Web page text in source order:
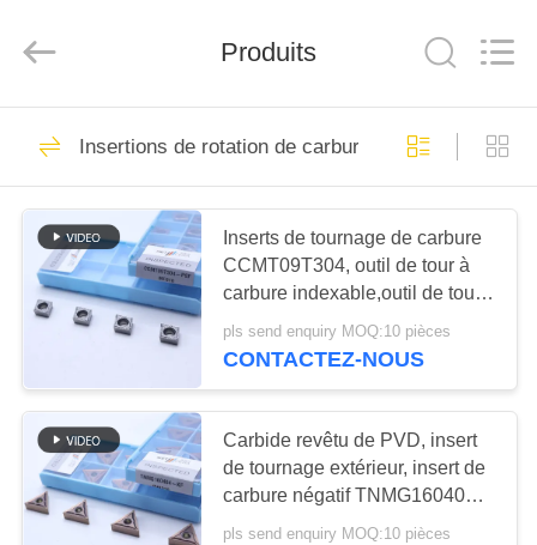
MAISON
PRODUITS
PROPOS
DE
Advanced
Materials
Rights
insertions de
rotation de cermet
272
Insertions de
rotation de carbure
166
Produits
Insertions de rotation de carbure
Inserts de tournage de carbure
CCMT09T304, outil de tour à
carbure indexable,outil de tour
à tour CNC pour l'usinage des
métaux d'acier et le
pls send enquiry MOQ:10 pièces
CONTACTEZ-NOUS
Carbide revêtu de PVD, insert
de tournage extérieur, insert de
carbure négatif TNMG160404-
KF PV8310
pls send enquiry MOQ:10 pièces